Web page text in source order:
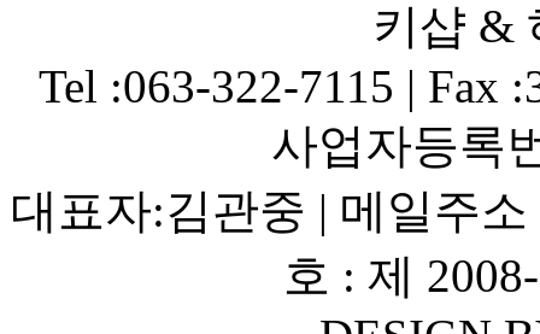
키샵 &
Tel :063-322-7115 | Fax
사업자등록
대표자:김관중 | 메일주
호 : 제